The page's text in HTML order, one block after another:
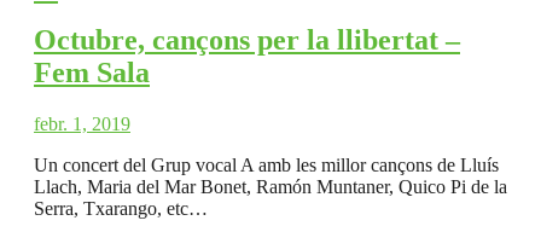
Octubre, cançons per la llibertat –
Fem Sala
febr. 1, 2019
Un concert del Grup vocal A amb les millor cançons de Lluís
Llach, Maria del Mar Bonet, Ramón Muntaner, Quico Pi de la
Serra, Txarango, etc…